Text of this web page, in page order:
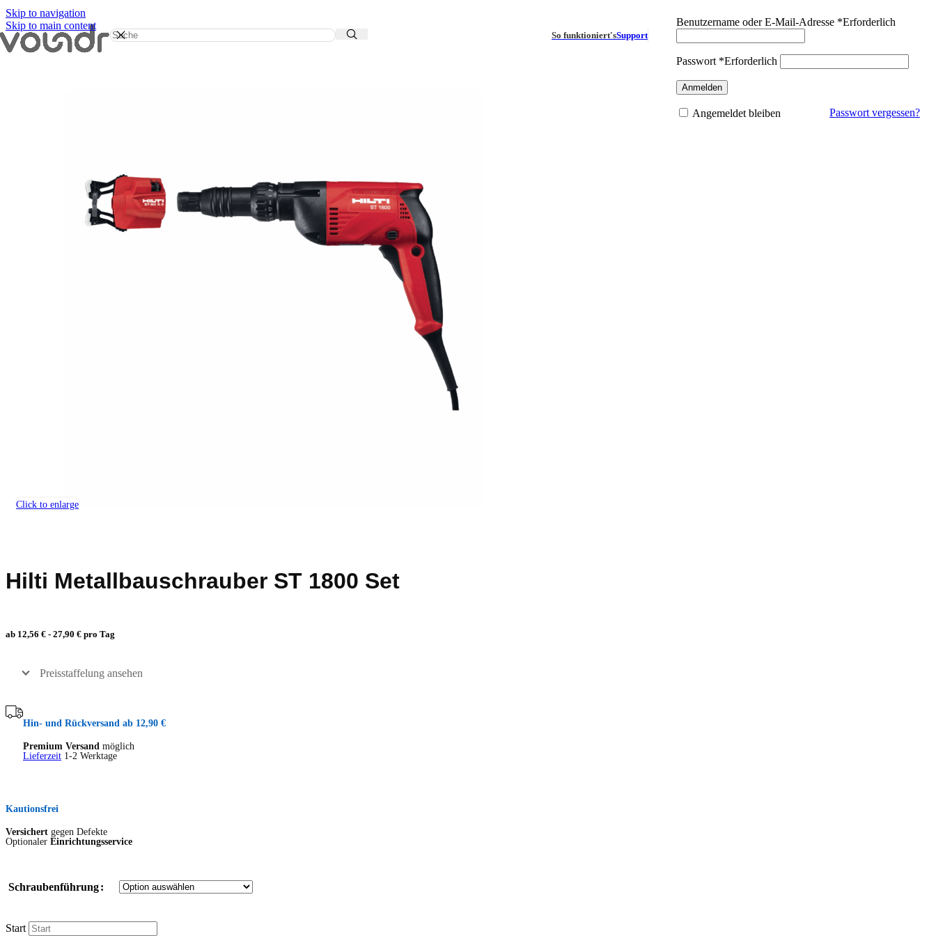
Skip to navigation
Skip to main content
So funktioniert'sSupport
Benutzername oder E-Mail-Adresse *Erforderlich
Passwort *Erforderlich
Anmelden
Passwort vergessen?
Angemeldet bleiben
Start/ Werkzeug mieten/ Bohr- & Schlagbohrschrauber/ Hilti Metallbauschrauber ST 1800 Set
Click to enlarge
Hilti Metallbauschrauber ST 1800 Set
ab 12,56 € - 27,90 € pro Tag
Preisstaffelung ansehen
Hin- und Rückversand ab 12,90 €
Premium Versand möglich
Lieferzeit 1-2 Werktage
Kautionsfrei
Versichert gegen Defekte
Optionaler Einrichtungsservice
Schraubenführung
Start